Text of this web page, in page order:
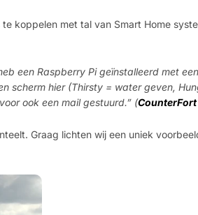
koppelen met tal van Smart Home
een Raspberry Pi geïnstalleerd met
scherm hier (Thirsty = water geven,
ook een mail gestuurd.” (
Graag lichten wij een uniek